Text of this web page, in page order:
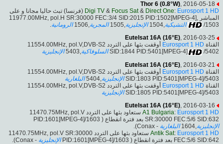
Thor 6 (0.8°W), 2016-05-18
Digi TV & Focus Sat& Direct One: Eurosport 1 HD
(فرنسا) تبث حاليا مجانا و على
المباشر ,11977.00MHz, pol.H SR:30000 FEC:3/4 SID:2015 PID:1502[MPEG-4]
/1503
التشيكية,1504 الإنجليزية,1505 المجرية,1506 الرومانية.
Eutelsat 16A (16°E), 2016-03-25
القناة Eurosport 1 HD
أوقفت بثها على التردد 11554.00MHz, pol.V,DVB-S2
SID:1844 PID:5401[MPEG-4]
/5402 السلوفاكية,5403
الإنجليزية
Eutelsat 16A (16°E) , 2016-03-21
القناة Eurosport 1 HD
أوقفت بثها على التردد 11554.00MHz, pol.V,DVB-S2
SID:1803 PID:5401[MPEG-4]/5403 الإنجليزية
البلغارية
القناة Eurosport 1 HD
أوقفت بثها على التردد 11554.00MHz, pol.V,DVB-S2
SID:1805 PID:5401[MPEG-4]/5403 الإنجليزية
Eutelsat 16A (16°E) , 2016-03-16
A1 Bulgaria: Eurosport 1 HD
ستعاود بثها على التردد 11470.75MHz, pol.V
SR:30000 FEC:5/6 SID:632 بعد فترة انقطاع ( PID:1601[MPEG-4]/1603
الإنجليزية
البلغارية - Conax).
Antik Sat: Eurosport 1 HD
ستعاود بثها على التردد 11470.75MHz, pol.V SR:30000
FEC:5/6 SID:642 بعد فترة انقطاع ( PID:1601[MPEG-4]/1603
الإنجليزية - Conax).